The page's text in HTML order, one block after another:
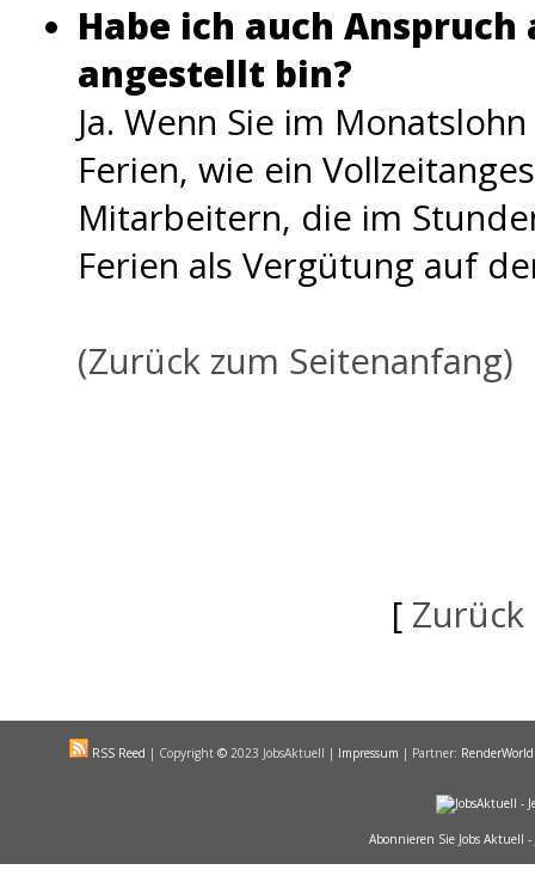
Habe ich auch
angestellt bin?
Ja. Wenn Sie im
Ferien, wie ein
Mitarbeitern, die im
Ferien als Vergütung auf
(Zurück zum Seitenanfang)
[ Zurück
RSS Reed | Copyright © 2023 JobsAktuell | Impressum | Partner: RenderWorld
Abonnieren Sie Jobs Aktuell